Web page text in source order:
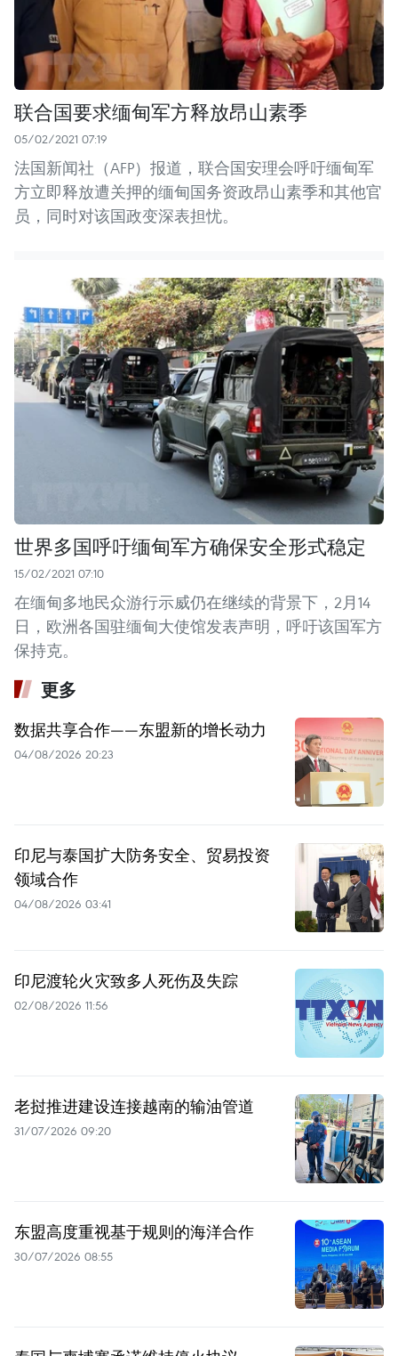
联合国要求缅甸军方释放昂山素季
05/02/2021 07:19
法国新闻社（AFP）报道，联合国安理会呼吁缅甸军
方立即释放遭关押的缅甸国务资政昂山素季和其他官
员，同时对该国政变深表担忧。
世界多国呼吁缅甸军方确保安全形式稳定
15/02/2021 07:10
在缅甸多地民众游行示威仍在继续的背景下，2月14
日，欧洲各国驻缅甸大使馆发表声明，呼吁该国军方
保持克。
更多
数据共享合作——东盟新的增长动力
04/08/2026 20:23
印尼与泰国扩大防务安全、贸易投资
领域合作
04/08/2026 03:41
印尼渡轮火灾致多人死伤及失踪
02/08/2026 11:56
老挝推进建设连接越南的输油管道
31/07/2026 09:20
东盟高度重视基于规则的海洋合作
30/07/2026 08:55